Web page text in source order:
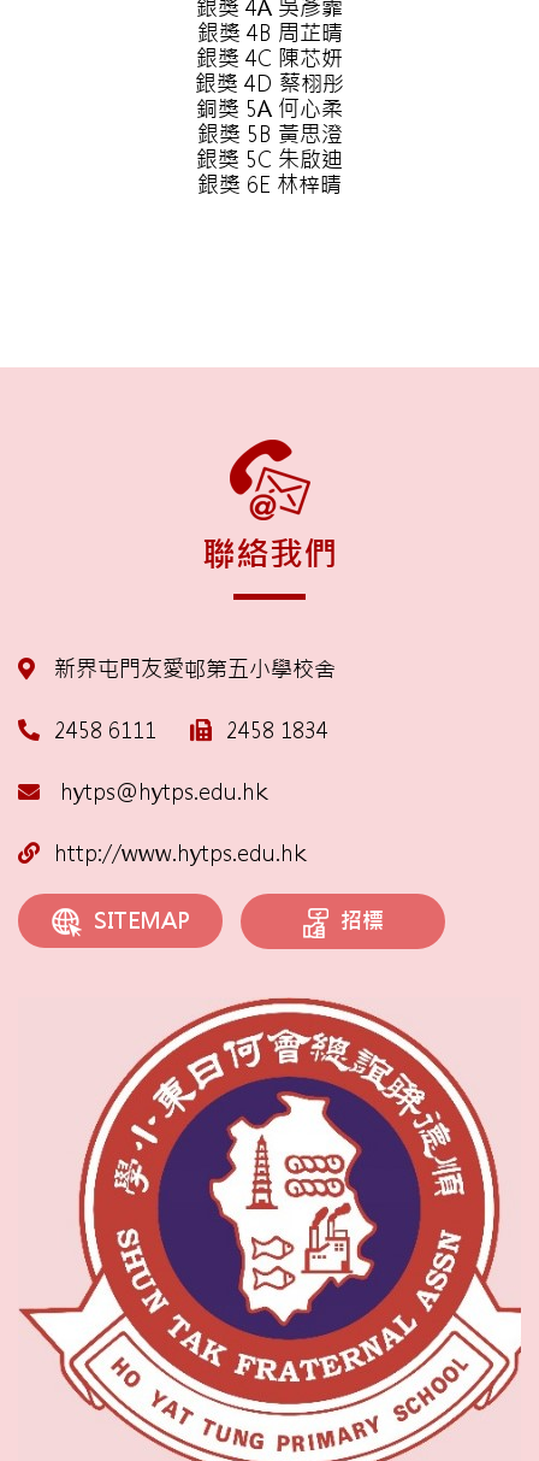
銀獎 4A 吳彥霏
銀獎 4B 周芷晴
銀獎 4C 陳芯妍
銀獎 4D 蔡栩彤
銅獎 5A 何心柔
銀獎 5B 黃思澄
銀獎 5C 朱啟迪
銀獎 6E 林梓晴
聯絡我們
新界屯門友愛邨第五小學校舍
2458 6111 2458 1834
hytps@hytps.edu.hk
http://www.hytps.edu.hk
SITEMAP 招標